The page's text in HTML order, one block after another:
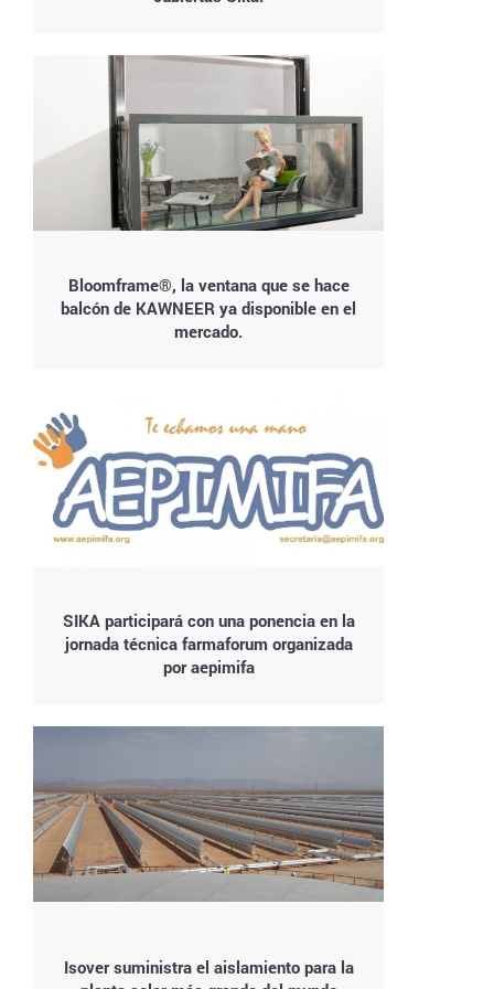
Bloomframe®, la ventana que se hace
balcón de KAWNEER ya disponible en el
mercado.
SIKA participará con una ponencia en la
jornada técnica farmaforum organizada
por aepimifa
Isover suministra el aislamiento para la